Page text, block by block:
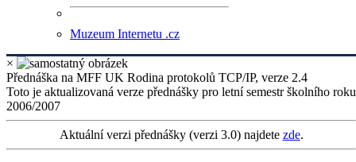
Muzeum Internetu .cz
×
Přednáška na MFF UK Rodina protokolů TCP/IP, verze 2.4
Toto je aktualizovaná verze přednášky pro letní semestr školního roku
2006/2007
Aktuální verzi přednášky (verzi 3.0) najdete zde.